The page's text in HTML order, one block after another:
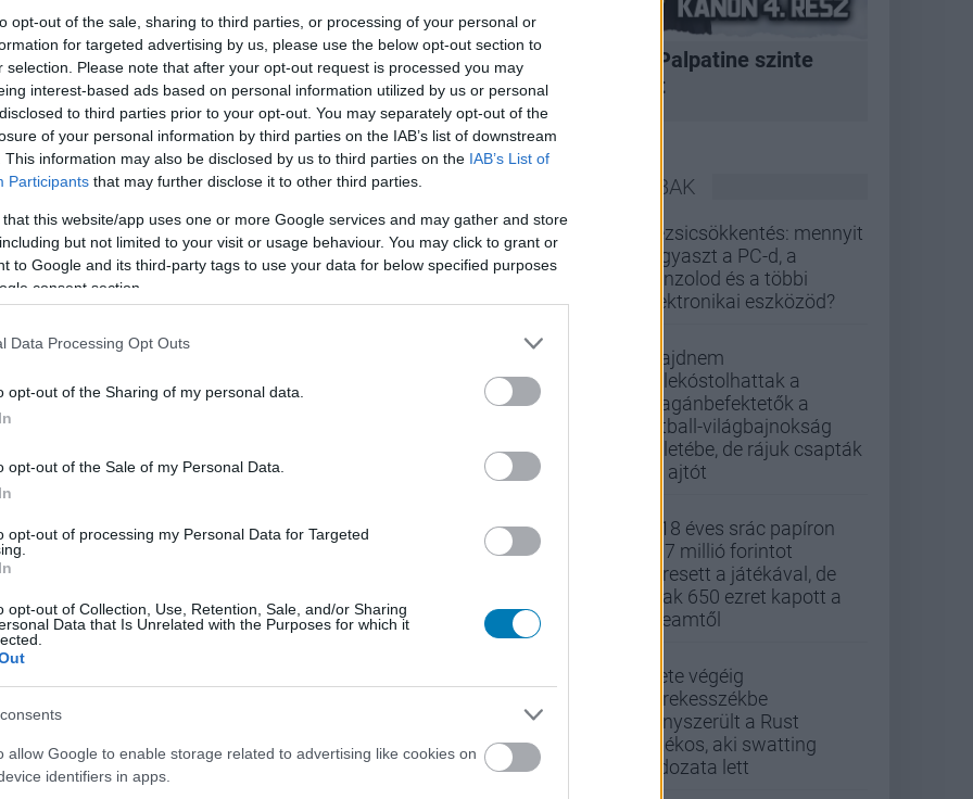
opt-out of the sale, sharing to third parties, or processing of your personal or
for targeted advertising by us, please use the below opt-out section to
selection. Please note that after your opt-out request is processed you may
interest-based ads based on personal information utilized by us or personal
to third parties prior to your opt-out. You may separately opt-out of the
of your personal information by third parties on the IAB’s list of downstream
This information may also be disclosed by us to third parties on the IAB’s List of
Participants that may further disclose it to other third parties.
that this website/app uses one or more Google services and may gather and store
but not limited to your visit or usage behaviour. You may click to grant or
to Google and its third-party tags to use your data for below specified purposes
consent section.
Data Processing Opt Outs
opt-out of the Sharing of my personal data.
opt-out of the Sale of my Personal Data.
opt-out of processing my Personal Data for Targeted
opt-out of Collection, Use, Retention, Sale, and/or Sharing
Data that Is Unrelated with the Purposes for which it
allow Google to enable storage related to advertising like cookies on
identifiers in apps.
figyeltek a részletekre.
forintért kelt el Darth
eredeti fénykardja
eladott Star Wars kellék valaha.
Wars világában az egyensúly?
kellett Anakin Skywalkernek
de igazából sosem fejtették ki a filmek, hogy mit
tiéd is lehet Darth Vader eredeti, a
fénykardja
dollárt kell csak érte kicsengetni.
A korszak, amikor Palpatine szinte
bármit megtehetett
LEGOLVASOTTABBAK
Rezsicsökkentés: mennyit
fogyaszt a PC-d, a
konzolod és a többi
elektronikai eszközöd?
Majdnem
belekóstolhattak a
magánbefektetők a
futball-világbajnokság
üzletébe, de rájuk csapták
az ajtót
A 18 éves srác papíron
437 millió forintot
keresett a játékával, de
csak 650 ezret kapott a
Steamtől
Élete végéig
kerekesszékbe
kényszerült a Rust
játékos, aki swatting
áldozata lett